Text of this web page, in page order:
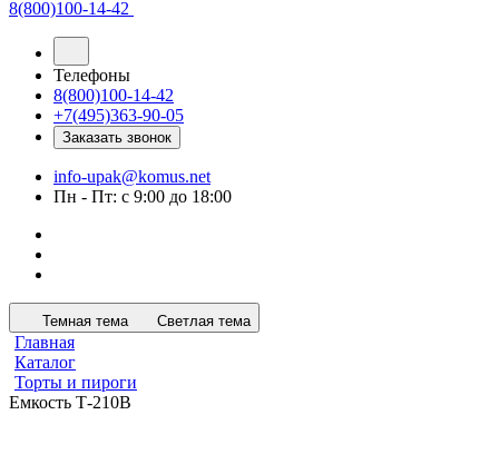
8(800)100-14-42
Телефоны
8(800)100-14-42
+7(495)363-90-05
Заказать звонок
info-upak@komus.net
Пн - Пт: с 9:00 до 18:00
Темная тема Светлая тема
Главная
Каталог
Торты и пироги
Емкость Т-210В